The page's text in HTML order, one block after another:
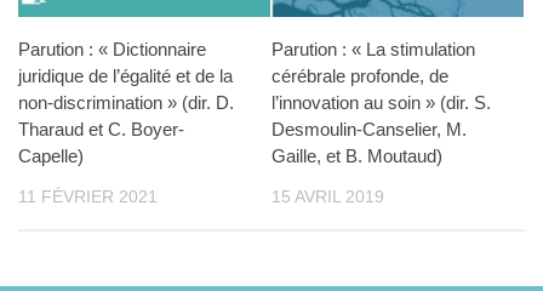
Parution : « Dictionnaire
juridique de l’égalité et de la
non-discrimination » (dir. D.
Tharaud et C. Boyer-
Capelle)
11 FÉVRIER 2021
Parution : « La stimulation
cérébrale profonde, de
l’innovation au soin » (dir. S.
Desmoulin-Canselier, M.
Gaille, et B. Moutaud)
15 AVRIL 2019